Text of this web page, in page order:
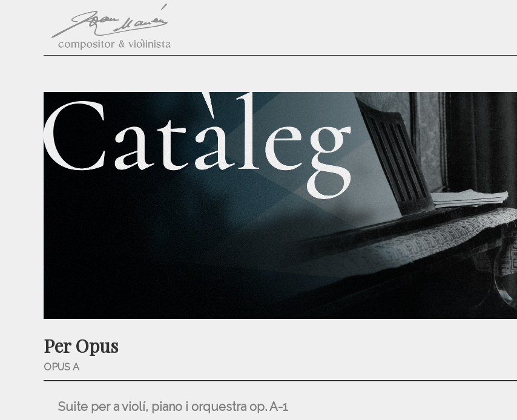
Per Opus
OPUS A
Suite per a violí, piano i orquestra op. A-1